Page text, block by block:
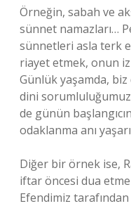
Örneğin, sabah ve
sünnet namazları…
sünnetleri asla terk
riayet etmek, onun
Günlük yaşamda,
dini
de günün
odaklanma anı
Diğer bir örnek ise,
iftar öncesi dua
Efendimiz